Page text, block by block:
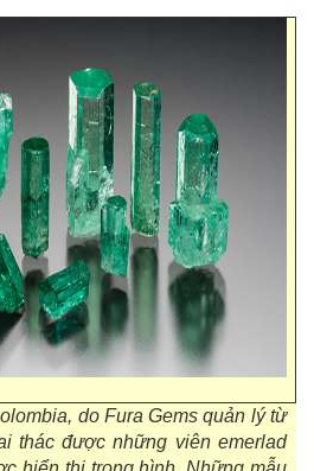
do Fura Gems quản lý từ
thác được những viên emerlad